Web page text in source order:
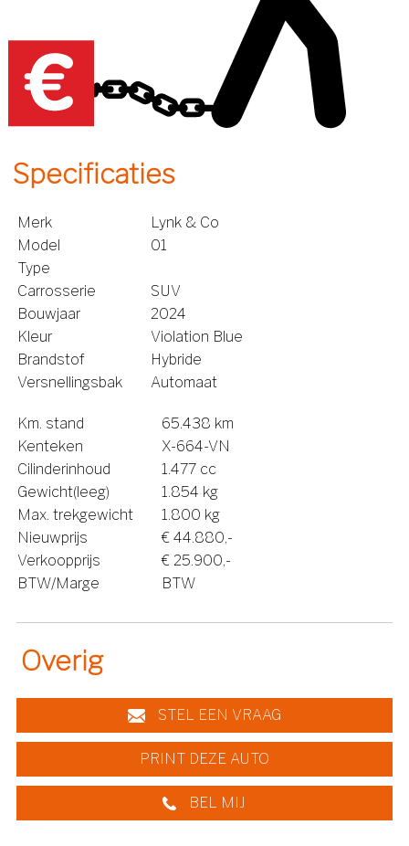
Specificaties
Merk
Lynk & Co
Model
01
Type
Carrosserie
SUV
Bouwjaar
2024
Kleur
Violation Blue
Brandstof
Hybride
Versnellingsbak
Automaat
Km. stand
65.438 km
Kenteken
X-664-VN
Cilinderinhoud
1.477 cc
Gewicht(leeg)
1.854 kg
Max. trekgewicht
1.800 kg
Nieuwprijs
€ 44.880,-
Verkoopprijs
€ 25.900,-
BTW/Marge
BTW
Overig
STEL EEN VRAAG
PRINT DEZE AUTO
BEL MIJ